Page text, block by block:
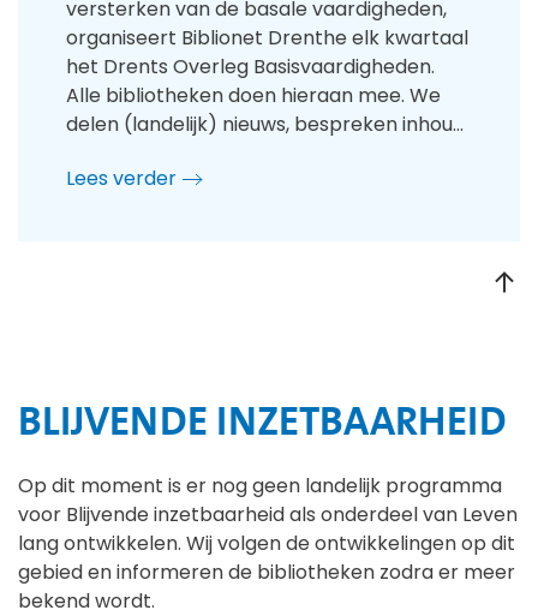
versterken van de basale vaardigheden,
organiseert Biblionet Drenthe elk kwartaal
het Drents Overleg Basisvaardigheden.
Alle bibliotheken doen hieraan mee. We
delen (landelijk) nieuws, bespreken inhou…
Lees verder
BLIJVENDE INZETBAARHEID
Op dit moment is er nog geen landelijk programma
voor Blijvende inzetbaarheid als onderdeel van Leven
lang ontwikkelen. Wij volgen de ontwikkelingen op dit
gebied en informeren de bibliotheken zodra er meer
bekend wordt.